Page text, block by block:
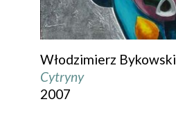
Włodzimierz Bykowski
Cytryny
2007